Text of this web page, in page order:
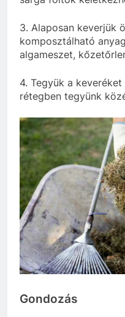
3. Alaposan keverjük
komposztálható
algameszet,
4. Tegyük a
rétegben tegyünk
Gondozás